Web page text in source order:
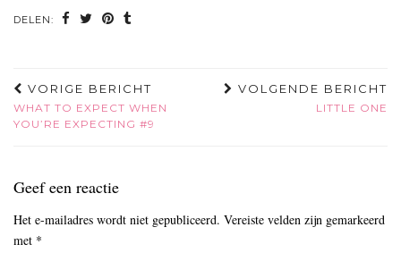
DELEN:
VORIGE BERICHT
WHAT TO EXPECT WHEN
YOU’RE EXPECTING #9
VOLGENDE BERICHT
LITTLE ONE
Geef een reactie
Het e-mailadres wordt niet gepubliceerd. Vereiste velden zijn gemarkeerd
met *